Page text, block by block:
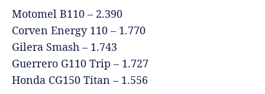
Motomel B110 – 2.390
Corven Energy 110 – 1.770
Gilera Smash – 1.743
Guerrero G110 Trip – 1.727
Honda CG150 Titan – 1.556